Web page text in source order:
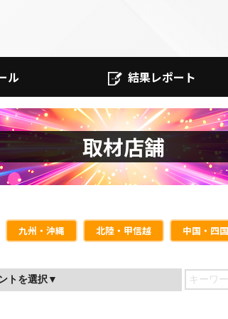
ル 結果レポート
取材店舗
九州・沖縄 北陸・甲信越 中国・四国